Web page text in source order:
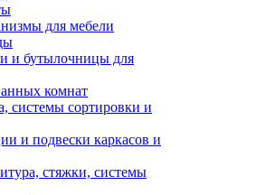
для мебели
и бутылочницы для
комнат
системы сортировки и
и подвески каркасов и
стяжки, системы